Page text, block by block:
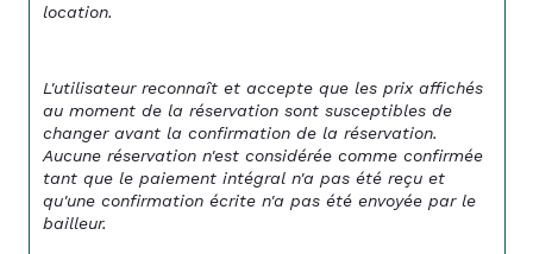
location.
L'utilisateur reconnaît et accepte que les prix affichés
au moment de la réservation sont susceptibles de
changer avant la confirmation de la réservation.
Aucune réservation n'est considérée comme confirmée
tant que le paiement intégral n'a pas été reçu et
qu'une confirmation écrite n'a pas été envoyée par le
bailleur.